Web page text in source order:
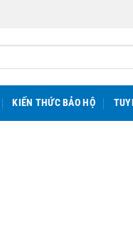
KIẾN THỨC BẢO HỘ